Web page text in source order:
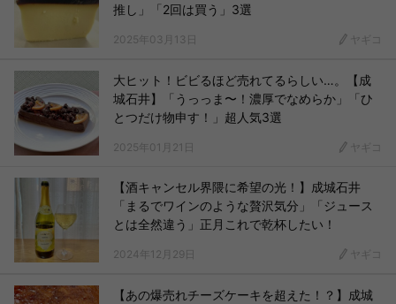
推し」「2回は買う」3選
2025年03月13日 ヤギコ
大ヒット！ビビるほど売れてるらしい…。【成
城石井】「うっっま〜！濃厚でなめらか」「ひ
とつだけ物申す！」超人気3選
2025年01月21日 ヤギコ
【酒キャンセル界隈に希望の光！】成城石井
「まるでワインのような贅沢気分」「ジュース
とは全然違う」正月これで乾杯したい！
2024年12月29日 ヤギコ
【あの爆売れチーズケーキを超えた！？】成城